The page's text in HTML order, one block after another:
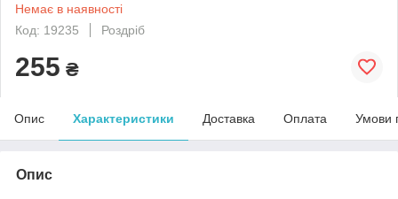
Немає в наявності
Код: 19235
Роздріб
255 ₴
Опис Характеристики Доставка Оплата Умови
Опис